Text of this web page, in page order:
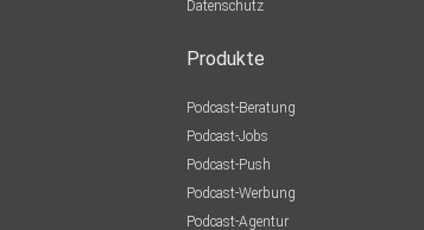
Datenschutz
Produkte
Podcast-Beratung
Podcast-Jobs
Podcast-Push
Podcast-Werbung
Podcast-Agentur